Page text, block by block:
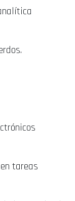
tareas